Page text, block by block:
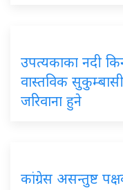
उपत्यकाका नदी
वास्तविक
जरिवाना हुने
कांग्रेस असन्तुष्ट